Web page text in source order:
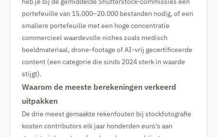
portefeuille van 15.000–20.000 bestanden nodig, of een
smallere portefeuille met een hoge concentratie
commercieel waardevolle niches zoals medisch
beeldmateriaal, drone-footage of AI-vrij gecertificeerde
content (een categorie die sinds 2024 sterk in waarde
stijgt).
Waarom de meeste berekeningen verkeerd
uitpakken
De drie meest gemaakte rekenfouten bij stockfotografie
kosten contributors elk jaar honderden euro's aan